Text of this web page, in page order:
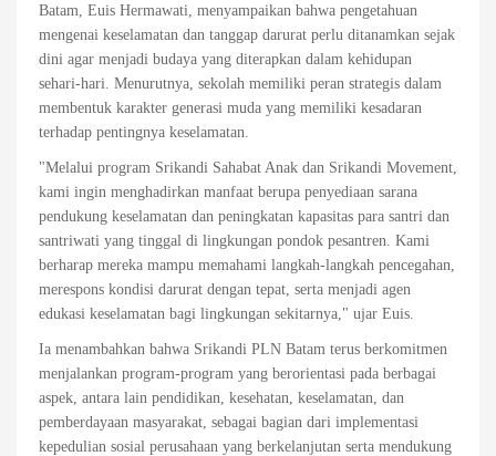
Batam, Euis Hermawati, menyampaikan bahwa pengetahuan
mengenai keselamatan dan tanggap darurat perlu ditanamkan sejak
dini agar menjadi budaya yang diterapkan dalam kehidupan
sehari-hari. Menurutnya, sekolah memiliki peran strategis dalam
membentuk karakter generasi muda yang memiliki kesadaran
terhadap pentingnya keselamatan.
"Melalui program Srikandi Sahabat Anak dan Srikandi Movement,
kami ingin menghadirkan manfaat berupa penyediaan sarana
pendukung keselamatan dan peningkatan kapasitas para santri dan
santriwati yang tinggal di lingkungan pondok pesantren. Kami
berharap mereka mampu memahami langkah-langkah pencegahan,
merespons kondisi darurat dengan tepat, serta menjadi agen
edukasi keselamatan bagi lingkungan sekitarnya," ujar Euis.
Ia menambahkan bahwa Srikandi PLN Batam terus berkomitmen
menjalankan program-program yang berorientasi pada berbagai
aspek, antara lain pendidikan, kesehatan, keselamatan, dan
pemberdayaan masyarakat, sebagai bagian dari implementasi
kepedulian sosial perusahaan yang berkelanjutan serta mendukung